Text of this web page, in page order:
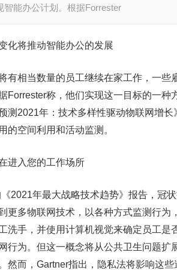
智能办公计划。根据Forrester
化将推动智能办公的发展
有相当数量的员工继续在家工作，一
Forrester称，他们实现这一目标的一
测2021年：技术多样性驱动物联网增
的空间利用和活动监测。
进入您的工作场所
2021年最大战略技术趋势》报告，冠
更多物联网技术，以各种方式监测行
洗手，并使用计算机视觉来确定员工是
行为。但这一概念将从公共卫生问题
然而，Gartner指出，隐私法将影响这